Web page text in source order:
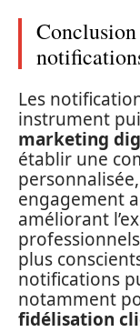
Les
instrument
marketing
établir une
engagement
améliorant
plus
notifications
notamment
fidélisation